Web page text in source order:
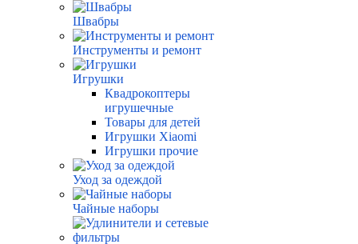
Швабры
Инструменты и ремонт
Игрушки
Квадрокоптеры
игрушечные
Товары для детей
Игрушки Xiaomi
Игрушки прочие
Уход за одеждой
Чайные наборы